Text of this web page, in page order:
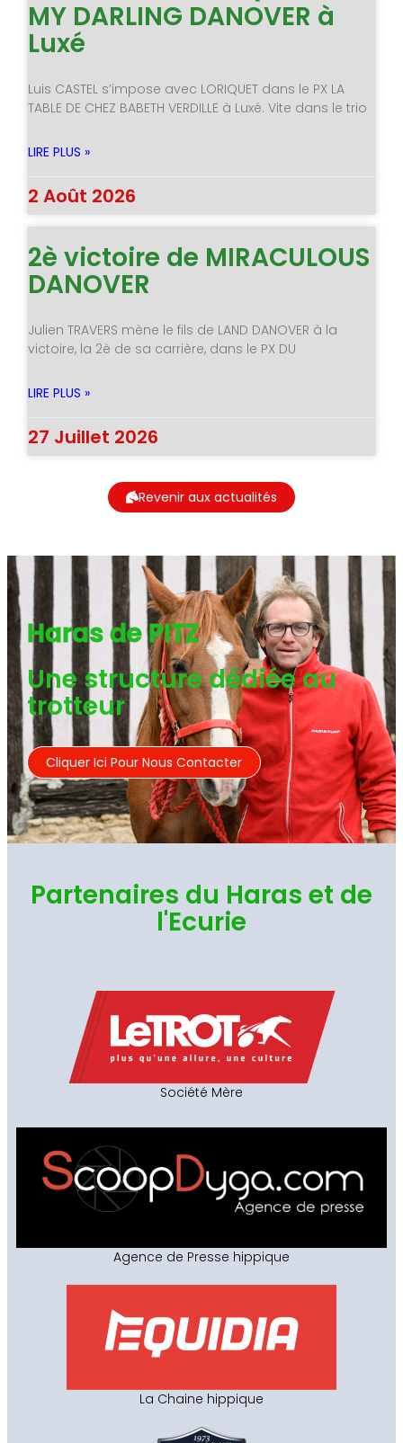
MY DARLING DANOVER à
Luxé
Luis CASTEL s’impose avec LORIQUET dans le PX LA
TABLE DE CHEZ BABETH VERDILLE à Luxé. Vite dans le trio
LIRE PLUS »
2 Août 2026
2è victoire de MIRACULOUS
DANOVER
Julien TRAVERS mène le fils de LAND DANOVER à la
victoire, la 2è de sa carrière, dans le PX DU
LIRE PLUS »
27 Juillet 2026
Revenir aux actualités
Haras de PITZ
Une structure dédiée au
trotteur
Cliquer Ici Pour Nous Contacter
Partenaires du Haras et de
l'Ecurie
Société Mère
Agence de Presse hippique
La Chaine hippique